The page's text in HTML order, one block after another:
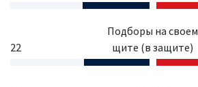
22
Подборы на своем
щите (в защите)